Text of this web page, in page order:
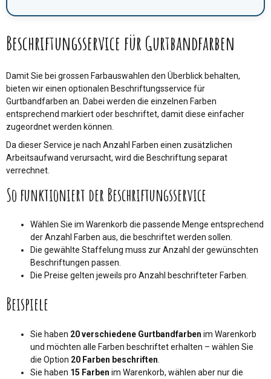
Beschriftungsservice für Gurtbandfarben
Damit Sie bei grossen Farbauswahlen den Überblick behalten,
bieten wir einen optionalen Beschriftungsservice für
Gurtbandfarben an. Dabei werden die einzelnen Farben
entsprechend markiert oder beschriftet, damit diese einfacher
zugeordnet werden können.
Da dieser Service je nach Anzahl Farben einen zusätzlichen
Arbeitsaufwand verursacht, wird die Beschriftung separat
verrechnet.
So funktioniert der Beschriftungsservice
Wählen Sie im Warenkorb die passende Menge entsprechend
der Anzahl Farben aus, die beschriftet werden sollen.
Die gewählte Staffelung muss zur Anzahl der gewünschten
Beschriftungen passen.
Die Preise gelten jeweils pro Anzahl beschrifteter Farben.
Beispiele
Sie haben 20 verschiedene Gurtbandfarben im Warenkorb
und möchten alle Farben beschriftet erhalten – wählen Sie
die Option 20 Farben beschriften
Sie haben 15 Farben im Warenkorb, wählen aber nur die